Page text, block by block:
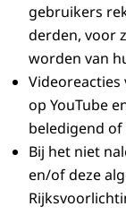
gebruikers
derden, voor
worden van
op YouTube
beledigend
Bij het niet
en/of deze